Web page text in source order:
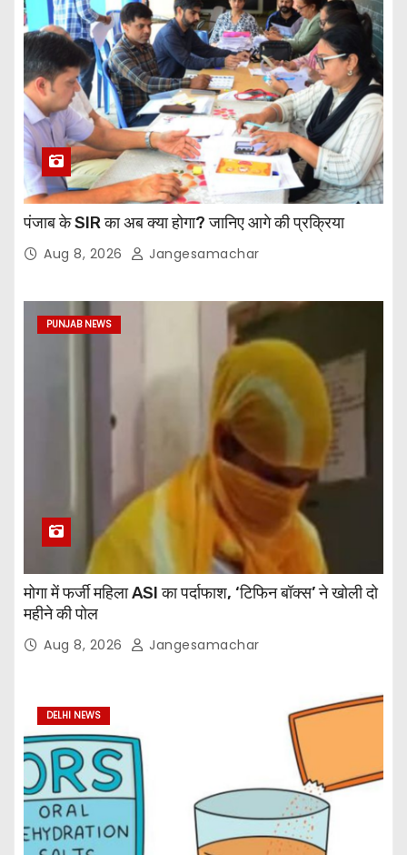
पंजाब के SIR का अब क्या होगा? जानिए आगे की प्रक्रिया
Aug 8, 2026 Jangesamachar
PUNJAB NEWS
मोगा में फर्जी महिला ASI का पर्दाफाश, ‘टिफिन बॉक्स’ ने खोली दो
महीने की पोल
Aug 8, 2026 Jangesamachar
DELHI NEWS